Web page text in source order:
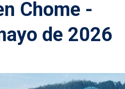
Chome -
de 2026